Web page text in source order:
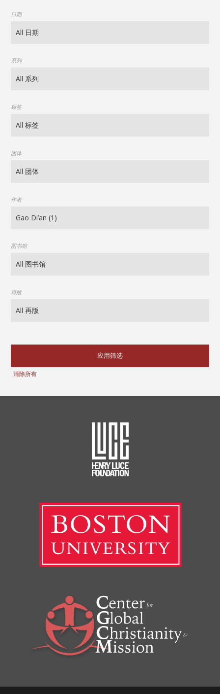
日期
系列
标签
团体
作者
图书馆
再版
应用筛选
清除所有